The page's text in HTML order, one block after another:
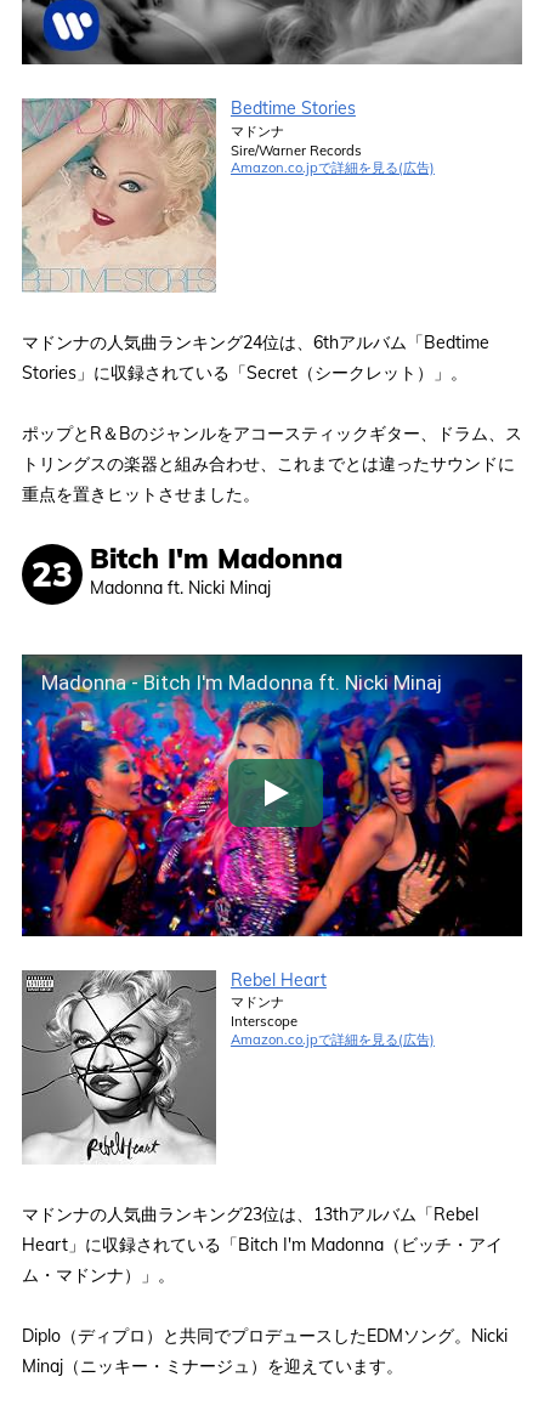
Bedtime Stories
マドンナ
Sire/Warner Records
Amazon.co.jpで詳細を見る(広告)
マドンナの人気曲ランキング24位は、6thアルバム「Bedtime
Stories」に収録されている「Secret（シークレット）」。
ポップとR＆Bのジャンルをアコースティックギター、ドラム、ス
トリングスの楽器と組み合わせ、これまでとは違ったサウンドに
重点を置きヒットさせました。
Bitch I'm Madonna
Madonna ft. Nicki Minaj
Madonna - Bitch I'm Madonna ft. Nicki Minaj
Rebel Heart
マドンナ
Interscope
Amazon.co.jpで詳細を見る(広告)
マドンナの人気曲ランキング23位は、13thアルバム「Rebel
Heart」に収録されている「Bitch I'm Madonna（ビッチ・アイ
ム・マドンナ）」。
Diplo（ディプロ）と共同でプロデュースしたEDMソング。Nicki
Minaj（ニッキー・ミナージュ）を迎えています。